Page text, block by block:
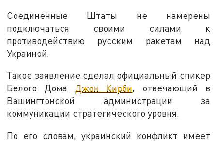
Соединенные Штаты не намерены
подключаться своими силами к
противодействию русским ракетам над
Украиной.
Такое заявление сделал официальный спикер
Белого Дома Джон Кирби, отвечающий в
Вашингтонской администрации за
коммуникации стратегического уровня.
По его словам, украинский конфликт имеет